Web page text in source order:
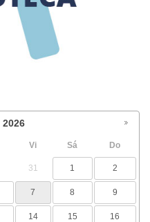
2026
Vi Sá Do
31 1 2
7 8 9
14 15 16